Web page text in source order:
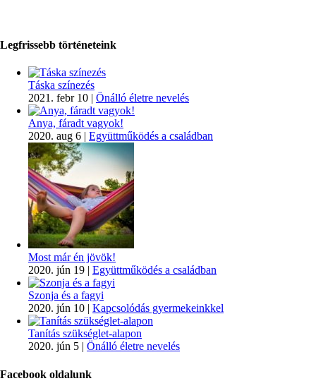
Legfrissebb történeteink
Táska színezés
2021. febr 10 | Önálló életre nevelés
Anya, fáradt vagyok!
2020. aug 6 | Együttműködés a családban
Most már én jövök!
2020. jún 19 | Együttműködés a családban
Szonja és a fagyi
2020. jún 10 | Kapcsolódás gyermekeinkkel
Tanítás szükséglet-alapon
2020. jún 5 | Önálló életre nevelés
Facebook oldalunk